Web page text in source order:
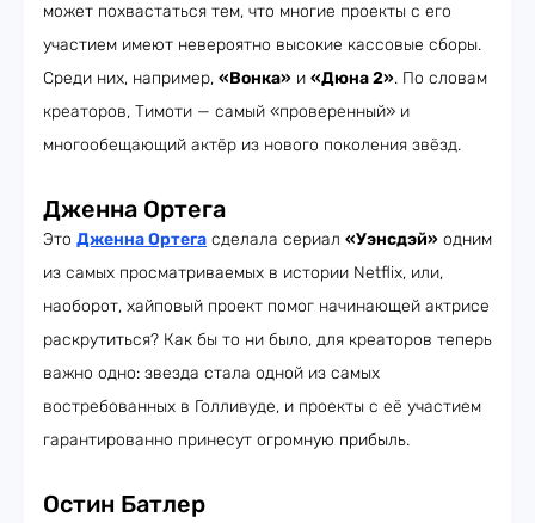
может похвастаться тем, что многие проекты с его
участием имеют невероятно высокие кассовые сборы.
Среди них, например, «Вонка» и «Дюна 2». По словам
креаторов, Тимоти — самый «проверенный» и
многообещающий актёр из нового поколения звёзд.
Дженна Ортега
Это Дженна Ортега сделала сериал «Уэнсдэй» одним
из самых просматриваемых в истории Netflix, или,
наоборот, хайповый проект помог начинающей актрисе
раскрутиться? Как бы то ни было, для креаторов теперь
важно одно: звезда стала одной из самых
востребованных в Голливуде, и проекты с её участием
гарантированно принесут огромную прибыль.
Остин Батлер